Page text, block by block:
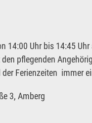
14:00 Uhr bis 14:45
pflegenden
Ferienzeiten immer
3, Amberg